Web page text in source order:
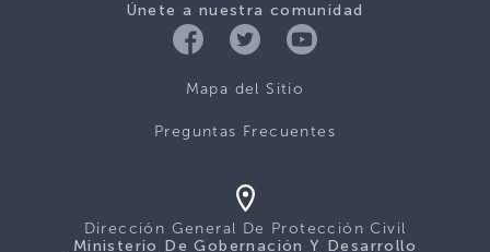
Únete a nuestra comunidad
Mapa del Sitio
Preguntas Frecuentes
Dirección General De Protección Civil
Ministerio De Gobernación Y Desarrollo